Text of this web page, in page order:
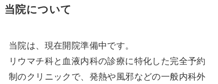
当院について
当院は、現在開院準備中です。
リウマチ科と血液内科の診療に特化した完全予約
制のクリニックで、発熱や風邪などの一般内科外